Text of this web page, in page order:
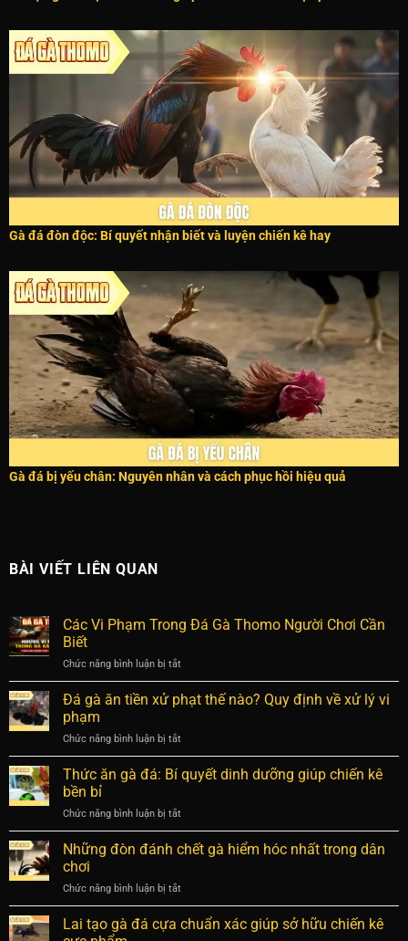
Gà đá đòn độc: Bí quyết nhận biết và luyện chiến kê hay
Gà đá bị yếu chân: Nguyên nhân và cách phục hồi hiệu quả
BÀI VIẾT LIÊN QUAN
Các Vi Phạm Trong Đá Gà Thomo Người Chơi Cần
Biết
Chức năng bình luận bị tắtở
Các
Vi
Phạm
Đá
Gà
Thomo
Cần
Biết
Đá gà ăn tiền xử phạt thế nào? Quy định về xử lý vi
phạm
Chức năng bình luận bị tắtở
Đá
gà
ăn
xử
phạt
thế
định
về
xử
Thức ăn gà đá: Bí quyết dinh dưỡng giúp chiến kê
bền bỉ
Chức năng bình luận bị tắtở
Thức
ăn
Bí
quyết
dinh
Những đòn đánh chết gà hiểm hóc nhất trong dân
chơi
Chức năng bình luận bị tắtở
Những
đòn
Lai tạo gà đá cựa chuẩn xác giúp sở hữu chiến kê